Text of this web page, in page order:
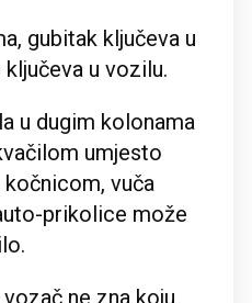
gubitak ključeva u
u vozilu.
u dugim kolonama
umjesto
vuča
prikolice može
ne zna koju